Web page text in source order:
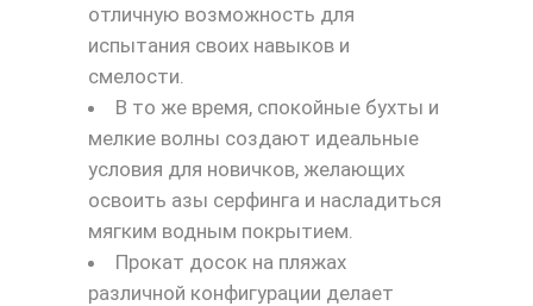
отличную возможность для
испытания своих навыков и
смелости.
В то же время, спокойные бухты и
мелкие волны создают идеальные
условия для новичков, желающих
освоить азы серфинга и насладиться
мягким водным покрытием.
Прокат досок на пляжах
различной конфигурации делает